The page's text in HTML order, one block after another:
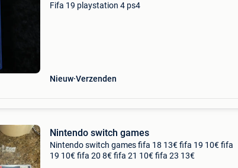
Fifa 19 playstation 4 ps4
Nieuw Verzenden
Nintendo switch games
Nintendo switch games fifa 18 13€ fifa 19 10€ fifa
19 10€ fifa 20 8€ fifa 21 10€ fifa 23 13€